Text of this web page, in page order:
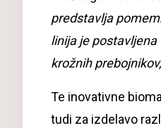
predstavlja
linija je
krožnih
Te inovativne
tudi za izdelavo